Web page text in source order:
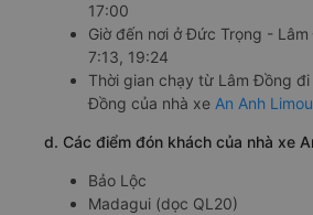
17:00
Giờ đến nơi ở Đức Trọng -
7:13, 19:24
Thời gian chạy từ Lâm Đồng
Đồng của nhà xe An Anh
d. Các điểm đón khách của nhà xe
Bảo Lộc
Madagui (dọc QL20)